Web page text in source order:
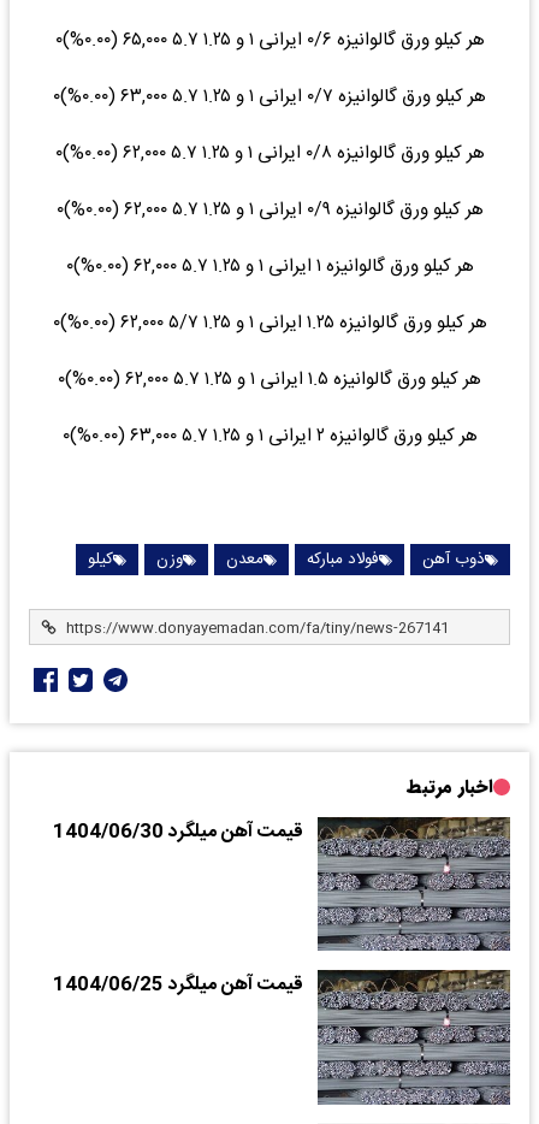
هر کیلو ورق گالوانیزه ۰/۶ ایرانی ۱ و ۱.۲۵ ۵.۷ ۶۵,۰۰۰ (۰.۰۰%)۰
هر کیلو ورق گالوانیزه ۰/۷ ایرانی ۱ و ۱.۲۵ ۵.۷ ۶۳,۰۰۰ (۰.۰۰%)۰
هر کیلو ورق گالوانیزه ۰/۸ ایرانی ۱ و ۱.۲۵ ۵.۷ ۶۲,۰۰۰ (۰.۰۰%)۰
هر کیلو ورق گالوانیزه ۰/۹ ایرانی ۱ و ۱.۲۵ ۵.۷ ۶۲,۰۰۰ (۰.۰۰%)۰
هر کیلو ورق گالوانیزه ۱ ایرانی ۱ و ۱.۲۵ ۵.۷ ۶۲,۰۰۰ (۰.۰۰%)۰
هر کیلو ورق گالوانیزه ۱.۲۵ ایرانی ۱ و ۱.۲۵ ۵/۷ ۶۲,۰۰۰ (۰.۰۰%)۰
هر کیلو ورق گالوانیزه ۱.۵ ایرانی ۱ و ۱.۲۵ ۵.۷ ۶۲,۰۰۰ (۰.۰۰%)۰
هر کیلو ورق گالوانیزه ۲ ایرانی ۱ و ۱.۲۵ ۵.۷ ۶۳,۰۰۰ (۰.۰۰%)۰
ذوب آهن فولاد مبارکه معدن وزن کیلو
اخبار مرتبط
قیمت آهن میلگرد 1404/06/30
قیمت آهن میلگرد 1404/06/25